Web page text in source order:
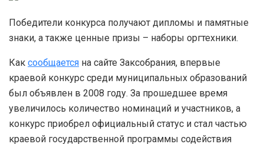
Победители конкурса получают дипломы и памятные
знаки, а также ценные призы – наборы оргтехники.
Как сообщается на сайте Заксобрания, впервые
краевой конкурс среди муниципальных образований
был объявлен в 2008 году. За прошедшее время
увеличилось количество номинаций и участников, а
конкурс приобрел официальный статус и стал частью
краевой государственной программы содействия